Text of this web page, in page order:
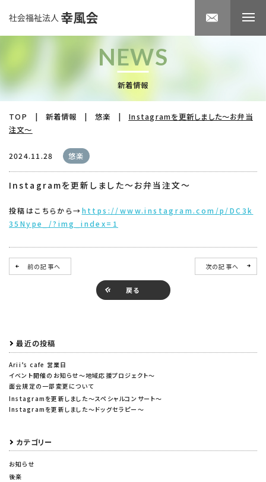
NEWS
新着情報
TOP | 新着情報 | 悠楽 |
Instagramを更新しました～お弁当
注文～
2024.11.28 悠楽
Instagramを更新しました～お弁当注文～
投稿はこちらから→https://www.instagram.com/p/DC3k
35Nype_/?img_index=1
前の記事へ 次の記事へ
戻る
最近の投稿
Arii’s cafe 営業日
イベント開催のお知らせ～地域応援プロジェクト～
面会規定の一部変更について
Instagramを更新しました～スペシャルコンサート～
Instagramを更新しました～ドッグセラピー～
カテゴリー
お知らせ
後楽